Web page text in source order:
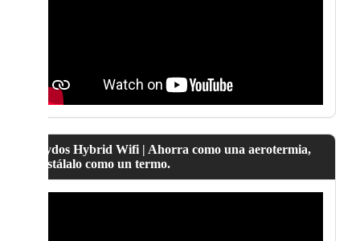
Lydos Hybrid Wifi | Ahorra como una aerotermia,
instálalo como un termo.